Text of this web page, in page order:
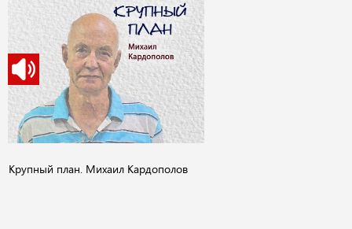
Крупный план. Михаил Кардополов